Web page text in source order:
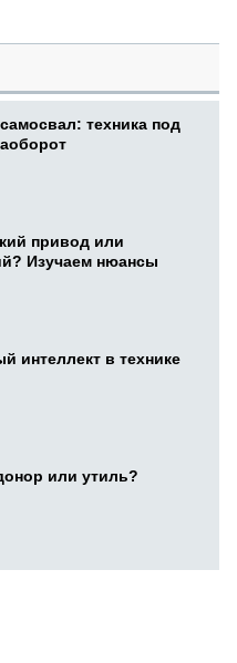
техника под
привод или
Изучаем нюансы
интеллект в технике
или утиль?